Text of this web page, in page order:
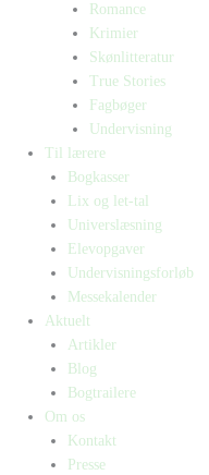
Romance
Krimier
Skønlitteratur
True Stories
Fagbøger
Undervisning
Til lærere
Bogkasser
Lix og let-tal
Universlæsning
Elevopgaver
Undervisningsforløb
Messekalender
Aktuelt
Artikler
Blog
Bogtrailere
Om os
Kontakt
Presse